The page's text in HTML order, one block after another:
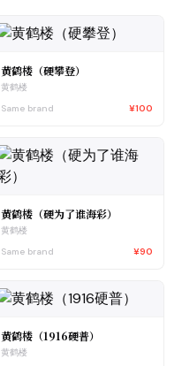
黄鹤楼（硬攀登）
黄鹤楼
Same brand
¥100
黄鹤楼（硬为了谁海彩）
黄鹤楼
Same brand
¥90
黄鹤楼（1916硬普）
黄鹤楼